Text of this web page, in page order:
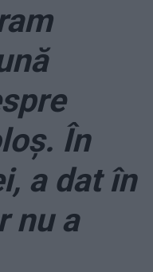
În
a dat în
nu a